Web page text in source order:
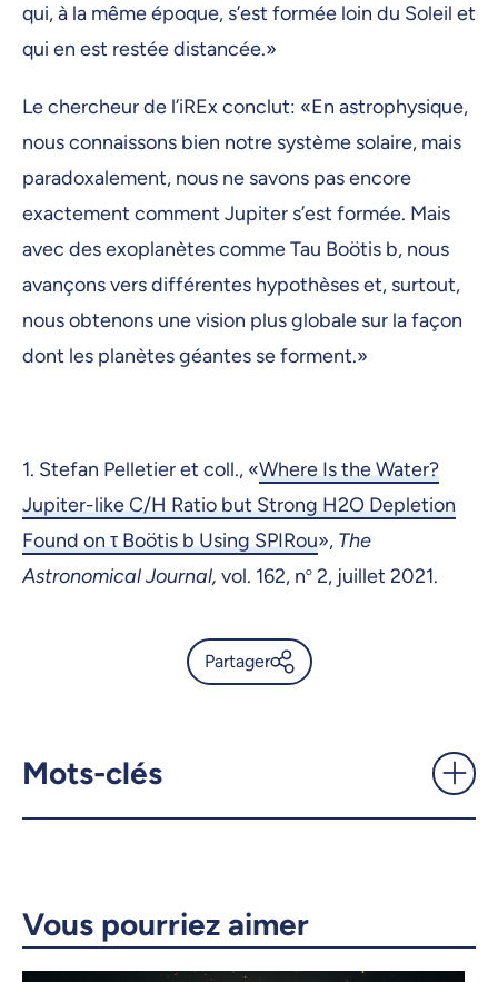
qui, à la même époque, s’est formée loin du Soleil et
qui en est restée distancée.»
Le chercheur de l’iREx conclut: «En astrophysique,
nous connaissons bien notre système solaire, mais
paradoxalement, nous ne savons pas encore
exactement comment Jupiter s’est formée. Mais
avec des exoplanètes comme Tau Boötis b, nous
avançons vers différentes hypothèses et, surtout,
nous obtenons une vision plus globale sur la façon
dont les planètes géantes se forment.»
1. Stefan Pelletier et coll., «Where Is the Water?
Jupiter-like C/H Ratio but Strong H2O Depletion
Found on τ Boötis b Using SPIRou», The
Astronomical Journal, vol. 162, no 2, juillet 2021.
Partager
Copier le lien
Mots-clés
Vous pourriez aimer